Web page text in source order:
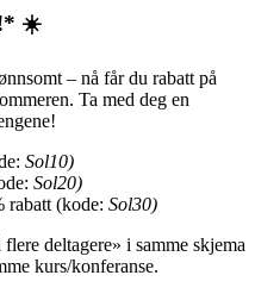
☀️
– nå får du rabatt på
Ta med deg en
Sol10)
Sol20)
rabatt (kode: Sol30)
deltagere» i samme skjema
kurs/konferanse.